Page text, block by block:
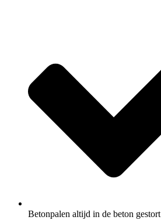
Betonpalen altijd in de beton gestort